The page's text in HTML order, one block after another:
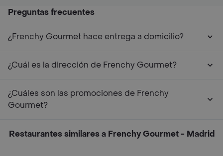
Preguntas frecuentes
¿Frenchy Gourmet hace entrega a domicilio?
¿Cuál es la dirección de Frenchy Gourmet?
¿Cuáles son las promociones de Frenchy
Gourmet?
Restaurantes similares a Frenchy Gourmet - Madrid